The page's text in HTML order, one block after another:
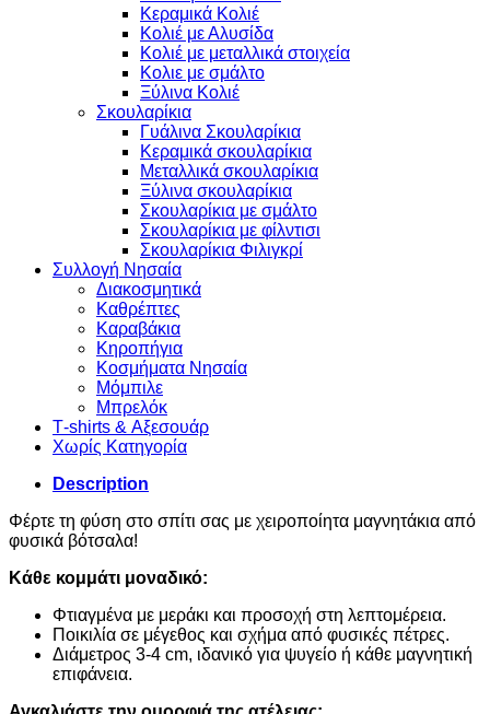
Κεραμικά Κολιέ
Κολιέ με Αλυσίδα
Κολιέ με μεταλλικά στοιχεία
Κολιε με σμάλτο
Ξύλινα Κολιέ
Σκουλαρίκια
Γυάλινα Σκουλαρίκια
Κεραμικά σκουλαρίκια
Μεταλλικά σκουλαρίκια
Ξύλινα σκουλαρίκια
Σκουλαρίκια με σμάλτο
Σκουλαρίκια με φίλντισι
Σκουλαρίκια Φιλιγκρί
Συλλογή Νησαία
Διακοσμητικά
Καθρέπτες
Καραβάκια
Κηροπήγια
Κοσμήματα Νησαία
Μόμπιλε
Μπρελόκ
Τ-shirts & Αξεσουάρ
Χωρίς Κατηγορία
Description
Φέρτε τη φύση στο σπίτι σας με χειροποίητα μαγνητάκια από
φυσικά βότσαλα!
Κάθε κομμάτι μοναδικό:
Φτιαγμένα με μεράκι και προσοχή στη λεπτομέρεια.
Ποικιλία σε μέγεθος και σχήμα από φυσικές πέτρες.
Διάμετρος 3-4 cm, ιδανικό για ψυγείο ή κάθε μαγνητική
επιφάνεια.